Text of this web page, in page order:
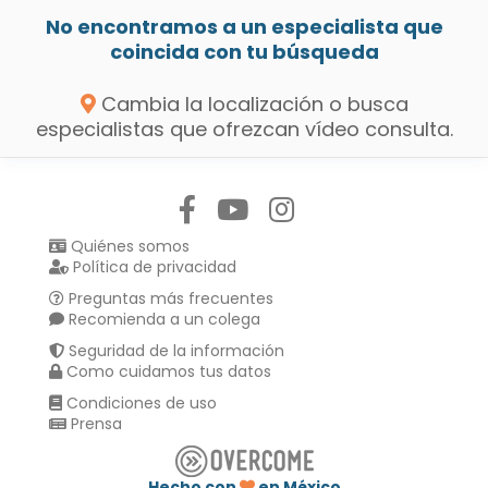
No encontramos a un especialista que
coincida con tu búsqueda
Cambia la localización o busca
especialistas que ofrezcan vídeo consulta.
Quiénes somos
Política de privacidad
Preguntas más frecuentes
Recomienda a un colega
Seguridad de la información
Como cuidamos tus datos
Condiciones de uso
Prensa